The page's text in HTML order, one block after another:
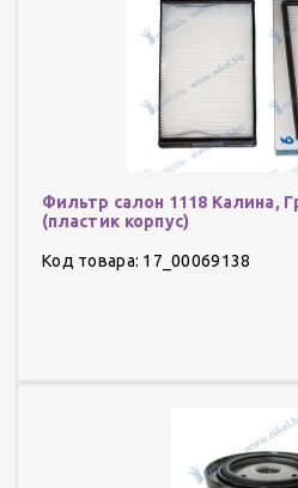
Фильтр салон 1118 Калина,
(пластик корпус)
Код товара: 17_00069138